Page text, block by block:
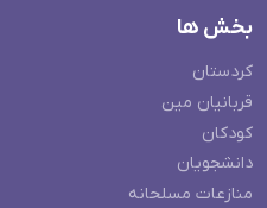
بخش ها
کردستان
قربانیان مین
کودکان
دانشجویان
منازعات مسلحانه